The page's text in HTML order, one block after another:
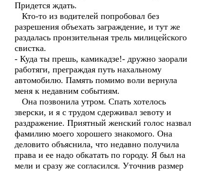
Придется ждать.
Кто-то из водителей попробовал без
разрешения объехать заграждение, и тут же
раздалась пронзительная трель милицейского
свистка.
- Куда ты прешь, камикадзе!- дружно заорали
работяги, преграждая путь нахальному
автомобилю. Память помимо воли вернула
меня к недавним событиям.
Она позвонила утром. Спать хотелось
зверски, и я с трудом сдерживал зевоту и
раздражение. Приятный женский голос назвал
фамилию моего хорошего знакомого. Она
деловито объяснила, что недавно получила
права и ее надо обкатать по городу. Я был на
мели и сразу же согласился. Уточнив размер